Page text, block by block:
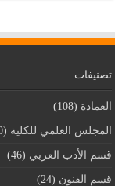
تصنيفات
العمادة (108)
المجلس العلمي للكلية (10)
قسم اﻷدب العربي (46)
قسم الفنون (24)